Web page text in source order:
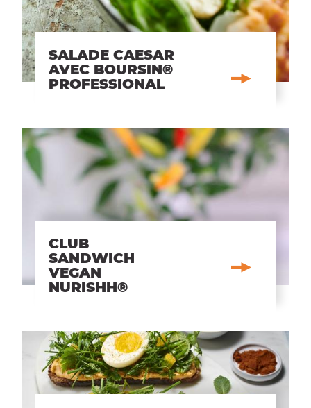
SALADE CAESAR
AVEC BOURSIN®
PROFESSIONAL
CLUB
SANDWICH
VEGAN
NURISHH®